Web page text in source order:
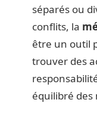
séparés ou
conflits, la
être un outil
trouver des
équilibré